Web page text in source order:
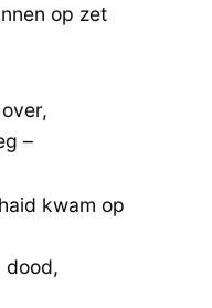
op zet
–
kwam op
dood,